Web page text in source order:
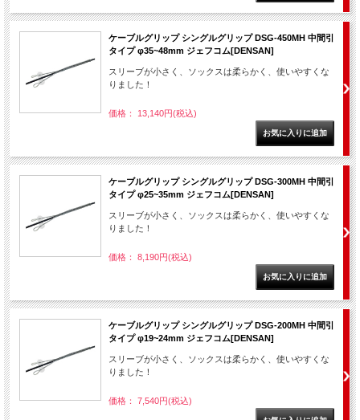
ケーブルグリップ シングルグリップ DSG-450MH 中間引
タイプ φ35~48mm ジェフコム[DENSAN]
スリーブが小さく、ソックスは柔らかく、使いやすくな
りました！
価格： 13,140円(税込)
ケーブルグリップ シングルグリップ DSG-300MH 中間引
タイプ φ25~35mm ジェフコム[DENSAN]
スリーブが小さく、ソックスは柔らかく、使いやすくな
りました！
価格： 8,190円(税込)
ケーブルグリップ シングルグリップ DSG-200MH 中間引
タイプ φ19~24mm ジェフコム[DENSAN]
スリーブが小さく、ソックスは柔らかく、使いやすくな
りました！
価格： 7,540円(税込)